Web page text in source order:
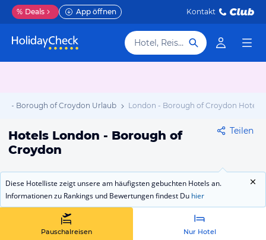
% Deals App öffnen Kontakt
Hotel, Reiseziel
- Borough of Croydon Urlaub London - Borough of Croydon Hotels
Hotels London - Borough of
Croydon
Teilen
Diese Hotelliste zeigt unsere am häufigsten gebuchten Hotels an.
Informationen zu Rankings und Bewertungen findest Du hier
Pauschalreisen Nur Hotel